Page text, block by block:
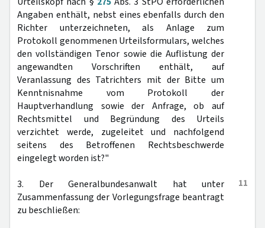
Angaben enthält, nebst eines ebenfalls durch den
Richter unterzeichneten, als Anlage zum
Protokoll genommenen Urteilsformulars, welches
den vollständigen Tenor sowie die Auflistung der
angewandten Vorschriften enthält, auf
Veranlassung des Tatrichters mit der Bitte um
Kenntnisnahme vom Protokoll der
Hauptverhandlung sowie der Anfrage, ob auf
Rechtsmittel und Begründung des Urteils
verzichtet werde, zugeleitet und nachfolgend
seitens des Betroffenen Rechtsbeschwerde
eingelegt worden ist?"
11
3. Der Generalbundesanwalt hat unter
Zusammenfassung der Vorlegungsfrage beantragt
zu beschließen: